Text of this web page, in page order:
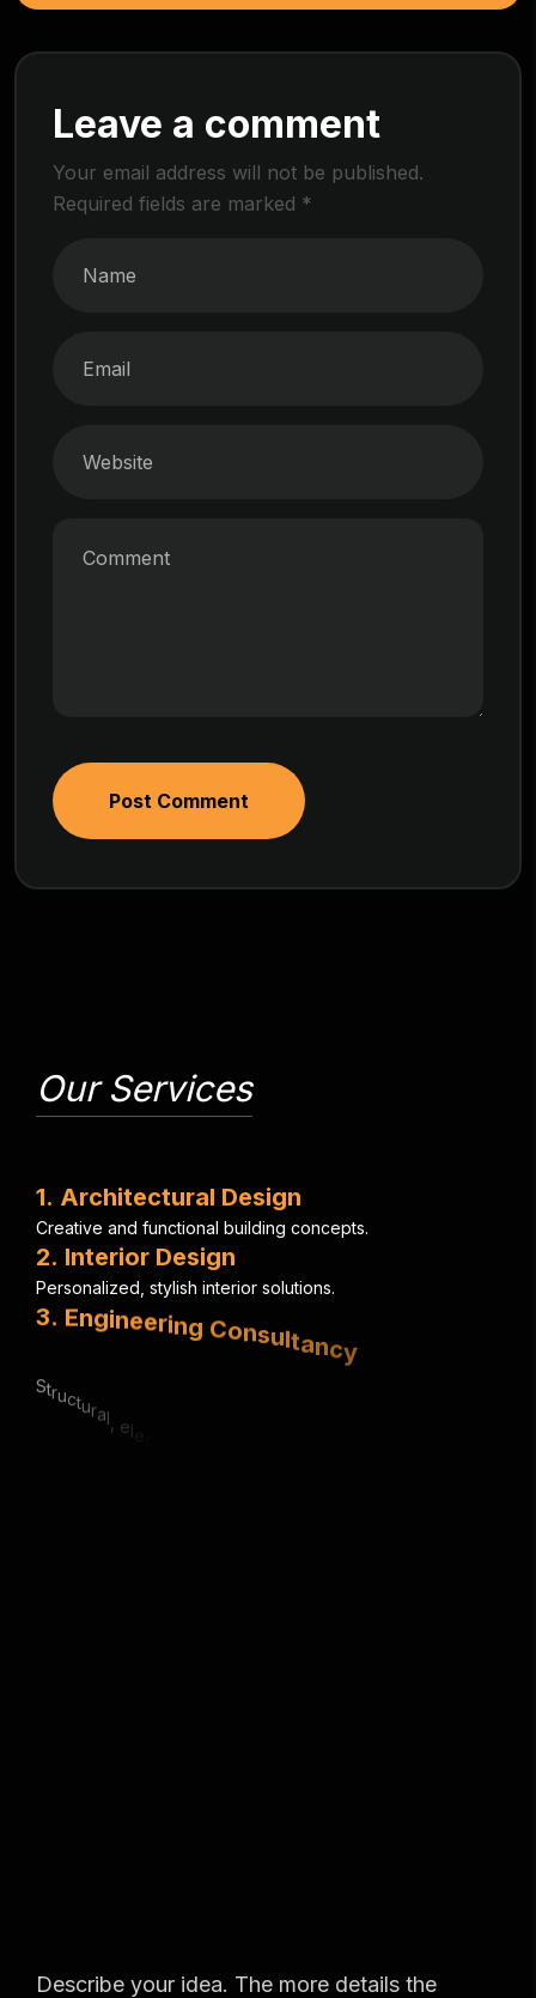
Leave a comment
Your email address will not be published.
Required fields are marked *
Post Comment
Our Services
1. Architectural Design
Creative and functional building concepts.
2. Interior Design
Personalized stylish interior solutions.
3. Engineering C
& chanical expert
4. U
Describe your idea. The more details the